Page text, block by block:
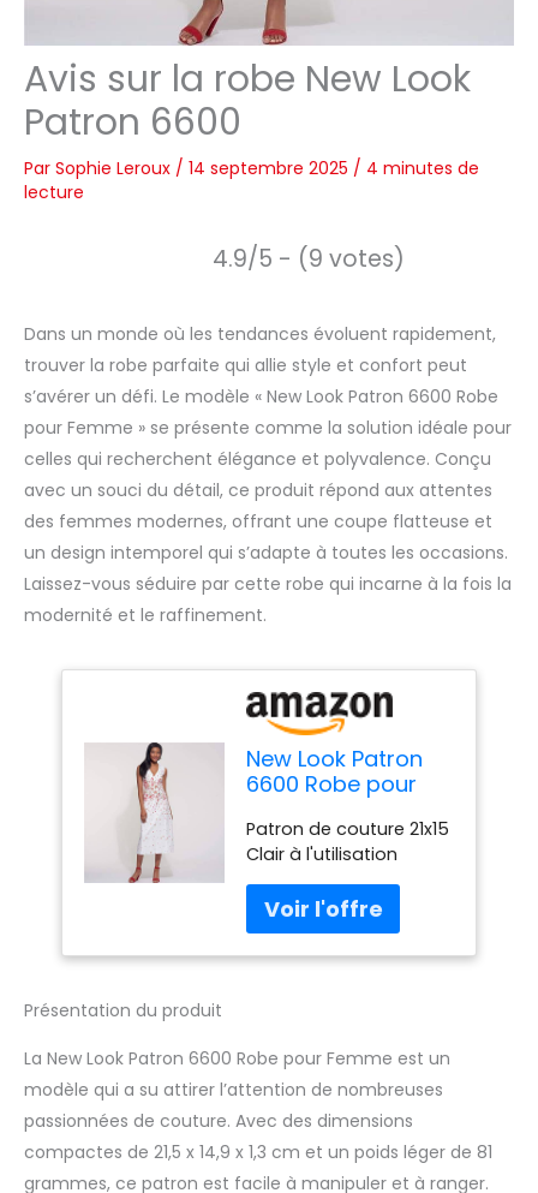
Avis sur la robe New Look
Patron 6600
Par Sophie Leroux / 14 septembre 2025 / 4 minutes de
lecture
4.9/5 - (9 votes)
Dans un monde où les tendances évoluent rapidement,
trouver la robe parfaite qui allie style et confort peut
s’avérer un défi. Le modèle « New Look Patron 6600 Robe
pour Femme » se présente comme la solution idéale pour
celles qui recherchent élégance et polyvalence. Conçu
avec un souci du détail, ce produit répond aux attentes
des femmes modernes, offrant une coupe flatteuse et
un design intemporel qui s’adapte à toutes les occasions.
Laissez-vous séduire par cette robe qui incarne à la fois la
modernité et le raffinement.
New Look Patron
6600 Robe pour
Patron de couture 21x15
Clair à l'utilisation
Présentation du produit
La New Look Patron 6600 Robe pour Femme est un
modèle qui a su attirer l’attention de nombreuses
passionnées de couture. Avec des dimensions
compactes de 21,5 x 14,9 x 1,3 cm et un poids léger de 81
grammes, ce patron est facile à manipuler et à ranger.